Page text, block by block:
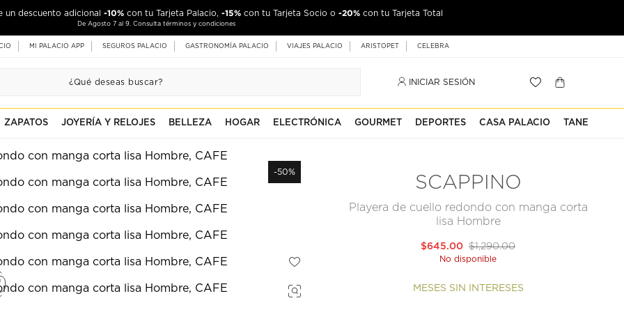
un descuento adicional -10% con tu Tarjeta Palacio, -15% con tu Tarjeta Socio o -20% con tu Tarjeta Total
De Agosto 7 al 9. Consulta términos y condiciones
MI PALACIO APP SEGUROS PALACIO GASTRONOMÍA PALACIO VIAJES PALACIO ARISTOPET CELEBRA
INICIAR SESIÓN
ZAPATOS JOYERÍA Y RELOJES BELLEZA HOGAR ELECTRÓNICA GOURMET DEPORTES CASA PALACIO TANE
-50%
SCAPPINO
Playera de cuello redondo con manga corta
lisa Hombre
$1,290.00
$645.00
No disponible
MESES SIN INTERESES